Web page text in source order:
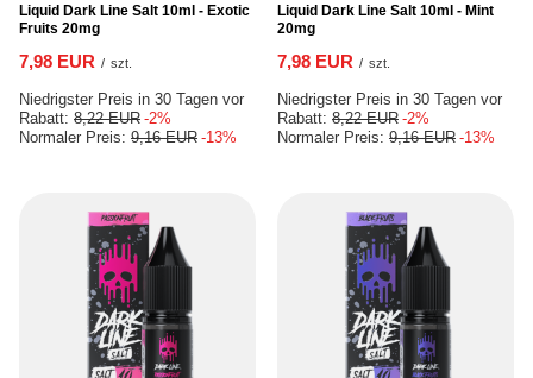
Liquid Dark Line Salt 10ml - Exotic
Fruits 20mg
7,98 EUR / szt.
Niedrigster Preis in 30 Tagen vor
Rabatt: 8,22 EUR -2%
Normaler Preis: 9,16 EUR -13%
Liquid Dark Line Salt 10ml - Mint
20mg
7,98 EUR / szt.
Niedrigster Preis in 30 Tagen vor
Rabatt: 8,22 EUR -2%
Normaler Preis: 9,16 EUR -13%